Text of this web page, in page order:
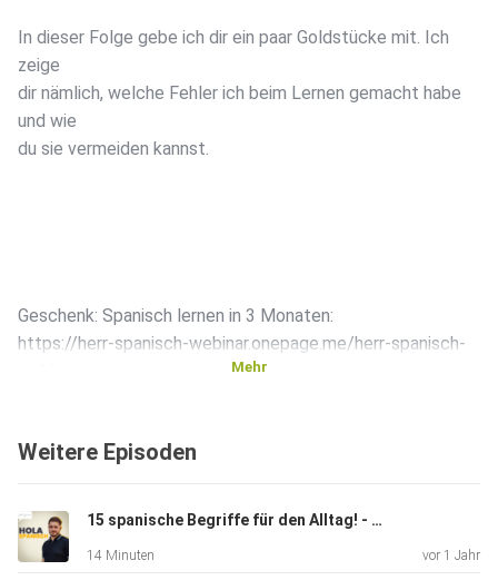
In dieser Folge gebe ich dir ein paar Goldstücke mit. Ich
zeige
dir nämlich, welche Fehler ich beim Lernen gemacht habe
und wie
du sie vermeiden kannst.
Geschenk: Spanisch lernen in 3 Monaten:
https://herr-spanisch-webinar.onepage.me/herr-spanisch-
Mehr
Weitere Episoden
15 spanische Begriffe für den Alltag! - #041
14 Minuten vor 1 Jahr